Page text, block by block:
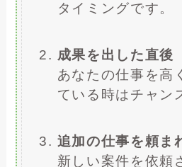
タイミングです。
成果を出した直後
あなたの仕事を高
ている時はチャン
追加の仕事を頼ま
新しい案件を依頼